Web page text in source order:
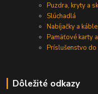
Puzdra, kryty a
Slúchadlá
Nabíjačky a káble
Pamäťové karty
Príslušenstvo do
Dôležité odkazy